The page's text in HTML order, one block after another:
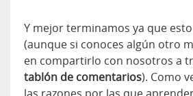
Y mejor terminamos ya que
(aunque si conoces algún otro
en compartirlo con nosotros a
tablón de comentarios). Como